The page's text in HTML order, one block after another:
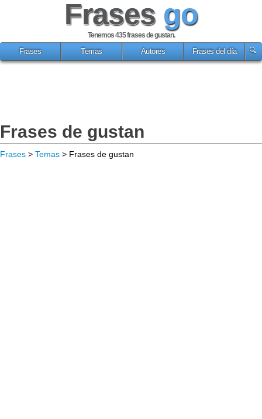
Frases go
Tenemos 435frases de gustan.
Frases
Temas Autores Frases del día
Frases de gustan
Frases > Temas > Frases de gustan